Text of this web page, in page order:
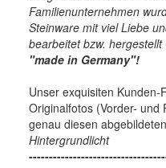
Familienunternehmen
Steinware mit viel Liebe
bearbeitet bzw. hergestellt
"made in Germany"!
Unser exquisiten
Originalfotos (Vorder- und
genau diesen
Hintergrundlicht